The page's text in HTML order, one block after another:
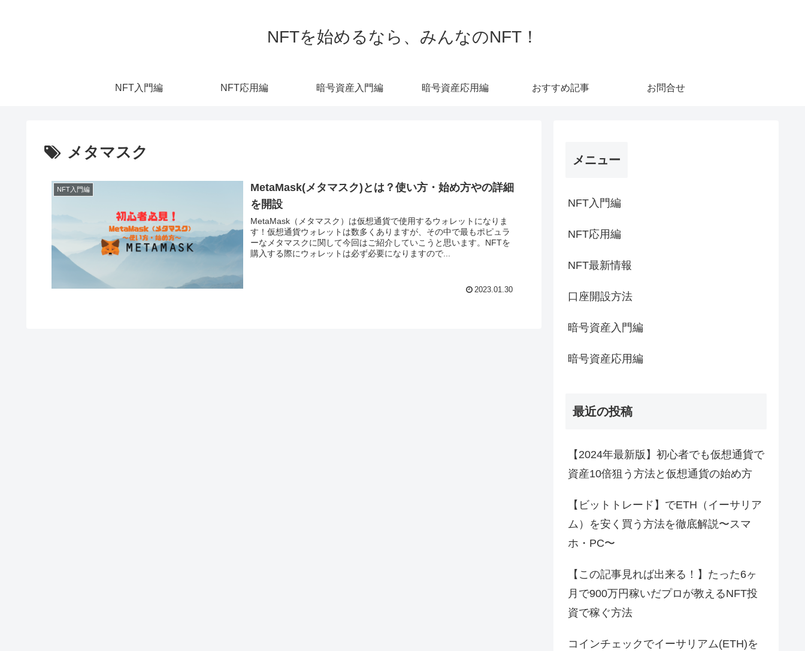
NFTを始めるなら、みんなのNFT！
NFT入門編 NFT応用編 暗号資産入門編 暗号資産応用編 おすすめ記事 お問合せ
メタマスク
NFT入門編
MetaMask(メタマスク)とは？使い方・始め方やの詳細
を開設
MetaMask（メタマスク）は仮想通貨で使用するウォレットになりま
す！仮想通貨ウォレットは数多くありますが、その中で最もポピュラ
ーなメタマスクに関して今回はご紹介していこうと思います。NFTを
購入する際にウォレットは必ず必要になりますので...
2023.01.30
メニュー
NFT入門編
NFT応用編
NFT最新情報
口座開設方法
暗号資産入門編
暗号資産応用編
最近の投稿
【2024年最新版】初心者でも仮想通貨で
資産10倍狙う方法と仮想通貨の始め方
【ビットトレード】でETH（イーサリア
ム）を安く買う方法を徹底解説〜スマ
ホ・PC〜
【この記事見れば出来る！】たった6ヶ
月で900万円稼いだプロが教えるNFT投
資で稼ぐ方法
コインチェックでイーサリアム(ETH)を